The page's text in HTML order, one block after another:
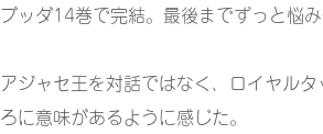
ブッダ14巻で完結。最後までずっと悩み
アジャセ王を対話ではなく、ロイヤル
ろに意味があるように感じた。